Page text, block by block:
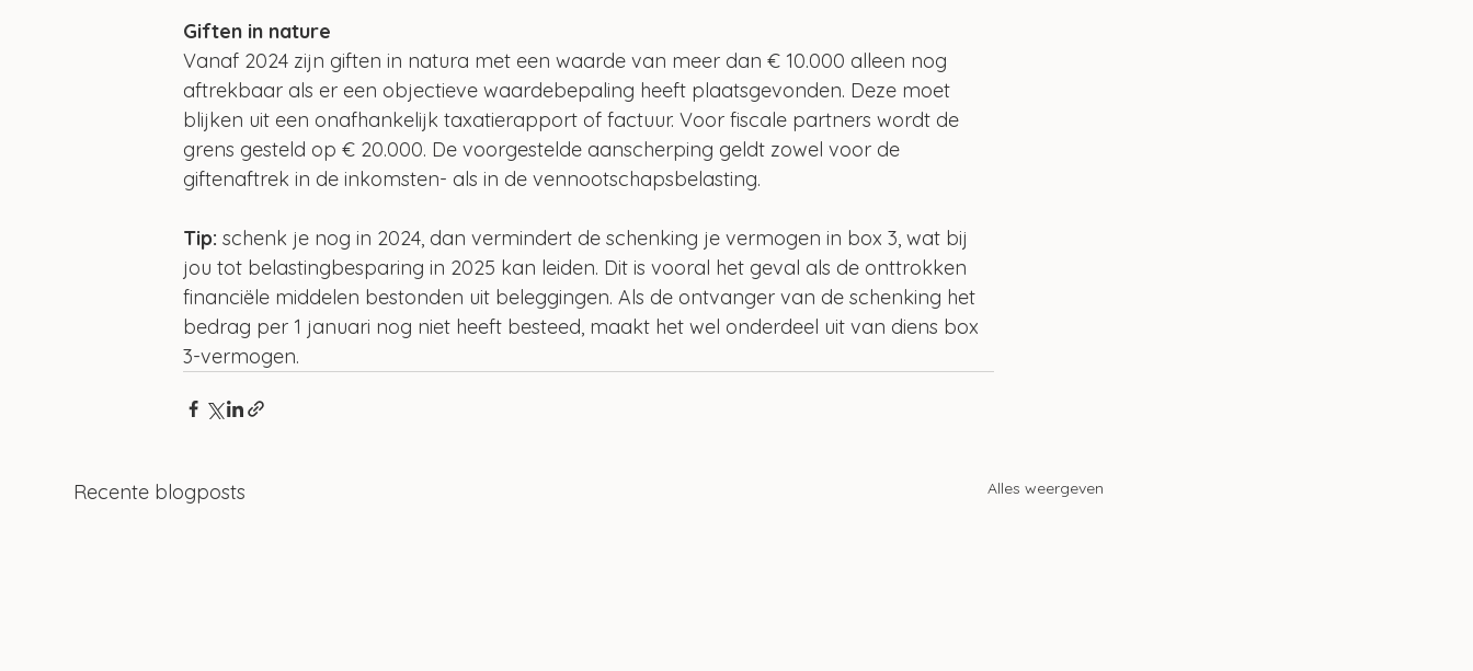
Giften in nature
Vanaf 2024 zijn giften in natura met een waarde van meer dan € 10.000 alleen nog
aftrekbaar als er een objectieve waardebepaling heeft plaatsgevonden. Deze moet
blijken uit een onafhankelijk taxatierapport of factuur. Voor fiscale partners wordt de
grens gesteld op € 20.000. De voorgestelde aanscherping geldt zowel voor de
giftenaftrek in de inkomsten- als in de vennootschapsbelasting.
Tip: schenk je nog in 2024, dan vermindert de schenking je vermogen in box 3, wat bij
jou tot belastingbesparing in 2025 kan leiden. Dit is vooral het geval als de onttrokken
financiële middelen bestonden uit beleggingen. Als de ontvanger van de schenking het
bedrag per 1 januari nog niet heeft besteed, maakt het wel onderdeel uit van diens box
3-vermogen.
Recente blogposts Alles weergeven